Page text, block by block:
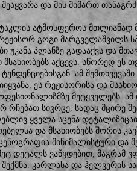
და მის მიმართ
ატმოსფეროს მთლიანად
გოგი მარგველაშვილს
უკანა პლანზე გადააქვს და
აქცევს. სწორედ ეს
ამ შემთხვევაში
ეს რეჟისორისა და
მეტყველებს.
რჩებათ სივრცე, სადაც მცირე
ყველა სცენა
და მსახიობებს შორის
მინიმალისტური და
დეტალს ვაწყდებით, მაგრამ
შექმნა. კარლასა და ჰელვერის